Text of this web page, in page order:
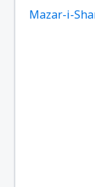
Mazar-i-